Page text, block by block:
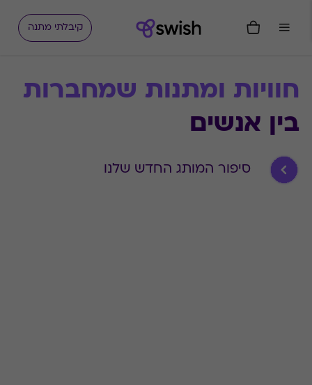
קיבלתי מתנה
חוויות ומתנות שמחברות
בין אנשים
סיפור המותג החדש שלנו